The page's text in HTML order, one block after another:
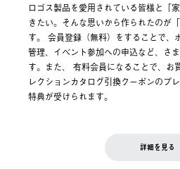
ロゴス製品を愛用されている皆様と「
きたい。そんな思いから作られたのが
す。 会員登録（無料）をすることで、
管理、イベント参加への申込など、さ
す。また、 有料会員になることで、お
レクションカタログ引換クーポンのプ
特典が受けられます。
詳細を見る